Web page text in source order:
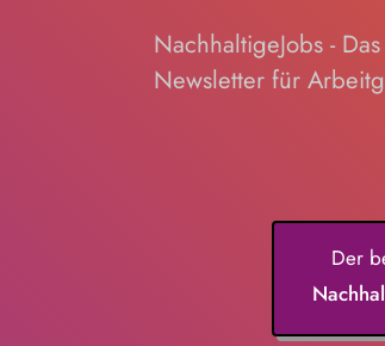
NachhaltigeJobs - Das
Newsletter für
Der